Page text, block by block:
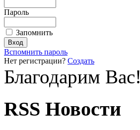
Пароль
Запомнить
Вспомнить пароль
Нет регистрации? Создать
Благодарим Вас!
RSS Новости